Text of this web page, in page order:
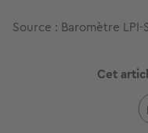
Source : Baromètre
Cet